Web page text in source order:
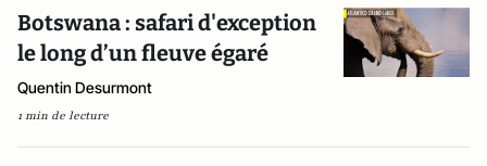
Botswana : safari d'exception
le long d’un fleuve égaré
Quentin Desurmont
1 min de lecture